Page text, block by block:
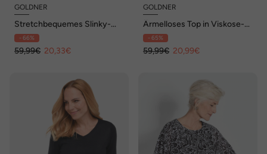
GOLDNER
Stretchbequemes Slinky-
Top mit aufregendem Druck
- 66%
59,99€ 20,33€
GOLDNER
Ärmelloses Top in Viskose-
Jersey
- 65%
59,99€ 20,99€